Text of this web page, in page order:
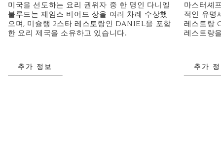
미국을 선도하는 요리 권위자 중 한 명인 다니엘
불루드는 제임스 비어드 상을 여러 차례 수상했
으며, 미슐랭 2스타 레스토랑인 DANIEL을 포함
한 요리 제국을 소유하고 있습니다.
추가 정보
마스터셰
적인 유명
레스토랑
레스토랑
추가